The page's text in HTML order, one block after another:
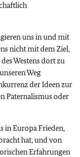
uns in und mit
nicht mit dem Ziel,
Westens dort zu
Weg
der Ideen zur
Paternalismus oder
in Europa Frieden,
hat, und von
Erfahrungen